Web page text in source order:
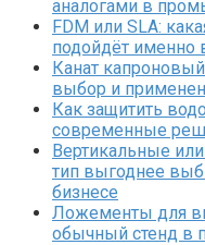
аналогами в
FDM или SLA:
подойдёт именно
Канат
выбор и
Как защитить
современные
Вертикальные
тип выгоднее
бизнесе
Ложементы для
обычный стенд в